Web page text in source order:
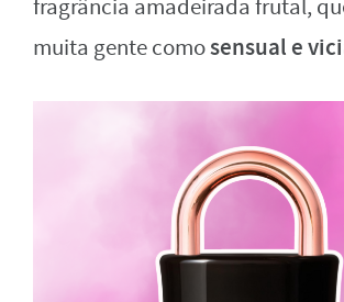
fragrância amadeirada frutal,
muita gente comosensual e